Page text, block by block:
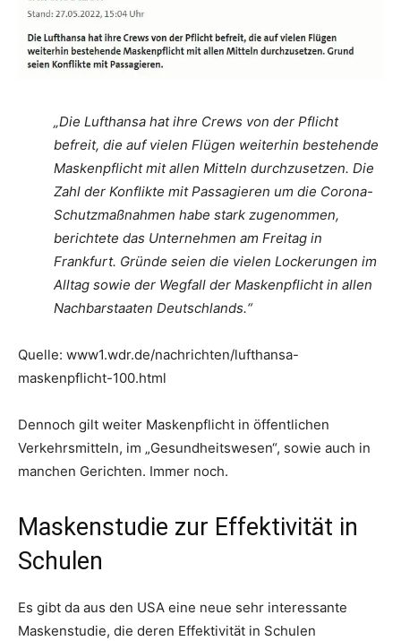
„Die Lufthansa hat ihre Crews von der Pflicht
befreit, die auf vielen Flügen weiterhin bestehende
Maskenpflicht mit allen Mitteln durchzusetzen. Die
Zahl der Konflikte mit Passagieren um die Corona-
Schutzmaßnahmen habe stark zugenommen,
berichtete das Unternehmen am Freitag in
Frankfurt. Gründe seien die vielen Lockerungen im
Alltag sowie der Wegfall der Maskenpflicht in allen
Nachbarstaaten Deutschlands.“
Quelle: www1.wdr.de/nachrichten/lufthansa-
maskenpflicht-100.html
Dennoch gilt weiter Maskenpflicht in öffentlichen
Verkehrsmitteln, im „Gesundheitswesen“, sowie auch in
manchen Gerichten. Immer noch.
Maskenstudie zur Effektivität in
Schulen
Es gibt da aus den USA eine neue sehr interessante
Maskenstudie, die deren Effektivität in Schulen